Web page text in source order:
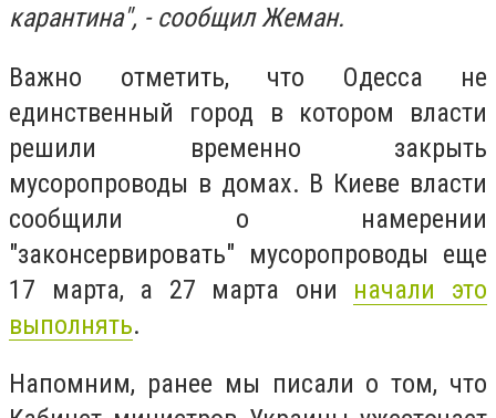
карантина", - сообщил Жеман.
Важно отметить, что Одесса не
единственный город в котором власти
решили временно закрыть
мусоропроводы в домах. В Киеве власти
сообщили о намерении
"законсервировать" мусоропроводы еще
17 марта, а 27 марта они начали это
выполнять.
Напомним, ранее мы писали о том, что